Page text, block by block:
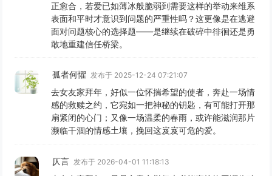
正愈合，若爱已如薄冰般脆弱到需要这样的举动来维系
表面和平时才意识到问题的严重性吗？这更像是在逃避
面对问题核心的选择题——是继续在破碎中徘徊还是勇
敢地重建信任桥梁。
孤者何懼 发布于 2025-12-24 07:21:07
去女友家拜年，好似一位怀揣希望的使者，奔赴一场情
感的救赎之约，它宛如一把神秘的钥匙，有可能打开那
扇紧闭的心门；又像一场温柔的春雨，或许能滋润那片
濒临干涸的情感土壤，挽回这岌岌可危的爱。
仄言 发布于 2026-04-01 11:18:13